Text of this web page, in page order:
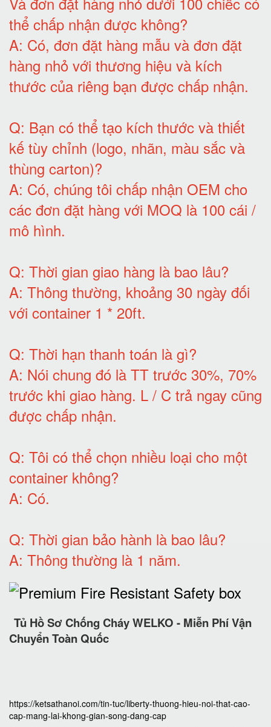
thể chấp nhận được không?
A: Có, đơn đặt hàng mẫu và đơn đặt
hàng nhỏ với thương hiệu và kích
thước của riêng bạn được chấp nhận.
Q: Bạn có thể tạo kích thước và thiết
kế tùy chỉnh (logo, nhãn, màu sắc và
thùng carton)?
A: Có, chúng tôi chấp nhận OEM cho
các đơn đặt hàng với MOQ là 100 cái /
mô hình.
Q: Thời gian giao hàng là bao lâu?
A: Thông thường, khoảng 30 ngày đối
với container 1 * 20ft.
Q: Thời hạn thanh toán là gì?
A: Nói chung đó là TT trước 30%, 70%
trước khi giao hàng. L / C trả ngay cũng
được chấp nhận.
Q: Tôi có thể chọn nhiều loại cho một
container không?
A: Có.
Q: Thời gian bảo hành là bao lâu?
A: Thông thường là 1 năm.
Tủ Hồ Sơ Chống Cháy WELKO - Miễn Phí Vận
Chuyển Toàn Quốc
https://ketsathanoi.com/tin-tuc/liberty-thuong-hieu-noi-that-cao-
cap-mang-lai-khong-gian-song-dang-cap